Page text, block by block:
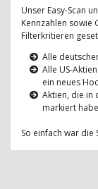
Unser Easy-Scan
Kennzahlen sowie
Filterkritieren
Alle
Alle US-
ein neues
Aktien, die in
markiert
So einfach war die